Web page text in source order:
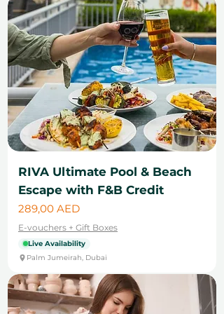
RIVA Ultimate Pool & Beach
Escape with F&B Credit
Цена
289,00 AED
E-vouchers + Gift Boxes
Live Availability
Palm Jumeirah, Dubai